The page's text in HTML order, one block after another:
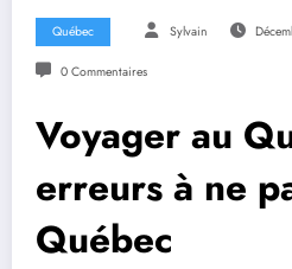
Québec Sylvain
0 Commentaires
Voyager au
erreurs à ne
Québec